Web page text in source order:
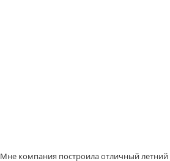
Мне компания построила отличный